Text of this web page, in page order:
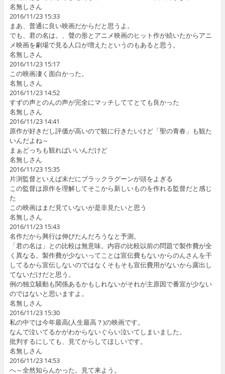
名無しさん
2016/11/23 15:33
まあ、普通に良い映画だからだと思うよ。
でも、君の名は。、聲の形とアニメ映画のヒット作が続いたからアニ
メ映画を劇場で見る人口が増えたというのもあると思う。
名無しさん
2016/11/23 15:17
この映画凄く面白かった。
名無しさん
2016/11/23 14:52
すずの声とのんの声が完全にマッチしててとても良かった
名無しさん
2016/11/23 14:41
原作が好きだし評価が高いので観に行きたいけど「聖の青春」も観た
いんだよね～
まぁどっちも観ればいいんだけど
名無しさん
2016/11/23 15:35
片渕監督といえば未だにブラックラグーンが頭をよぎる
この監督は原作を理解してそこから新しいものを作れる監督だと感じ
た
この映画はまだ見ていないが是非見たいと思う
名無しさん
2016/11/23 15:43
名作だから興行は伸びたんだろうなと予測。
「君の名は」との比較は無意味。内容の比較以前の問題で製作費が全
く異なる。製作費が少ないってことは宣伝費もないからのんさんを干
してるから宣伝しないのではなくそもそも宣伝費用がないから露出し
てないだけだと思う。
例の独立騒動も関係あるかもしれないがそれが主原因で番宣が少ない
のではないと思いますよ。
名無しさん
2016/11/23 15:30
私の中では今年最高(人生最高？)の映画です。
なんで泣いてるかがわからないぐらい泣いてしまいました。
批判するにしても、見てからしてほしいです。
名無しさん
2016/11/23 14:53
へ～全然知らんかった。見て来よう。